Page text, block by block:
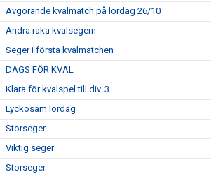
Avgörande kvalmatch på lördag 26/10
Andra raka kvalsegern
Seger i första kvalmatchen
DAGS FÖR KVAL
Klara för kvalspel till div. 3
Lyckosam lördag
Storseger
Viktig seger
Storseger